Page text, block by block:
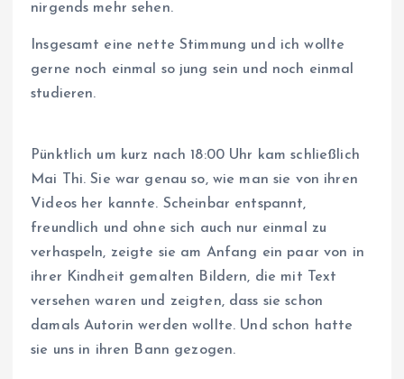
nirgends mehr sehen.
Insgesamt eine nette Stimmung und ich wollte
gerne noch einmal so jung sein und noch einmal
studieren.
Pünktlich um kurz nach 18:00 Uhr kam schließlich
Mai Thi. Sie war genau so, wie man sie von ihren
Videos her kannte. Scheinbar entspannt,
freundlich und ohne sich auch nur einmal zu
verhaspeln, zeigte sie am Anfang ein paar von in
ihrer Kindheit gemalten Bildern, die mit Text
versehen waren und zeigten, dass sie schon
damals Autorin werden wollte. Und schon hatte
sie uns in ihren Bann gezogen.